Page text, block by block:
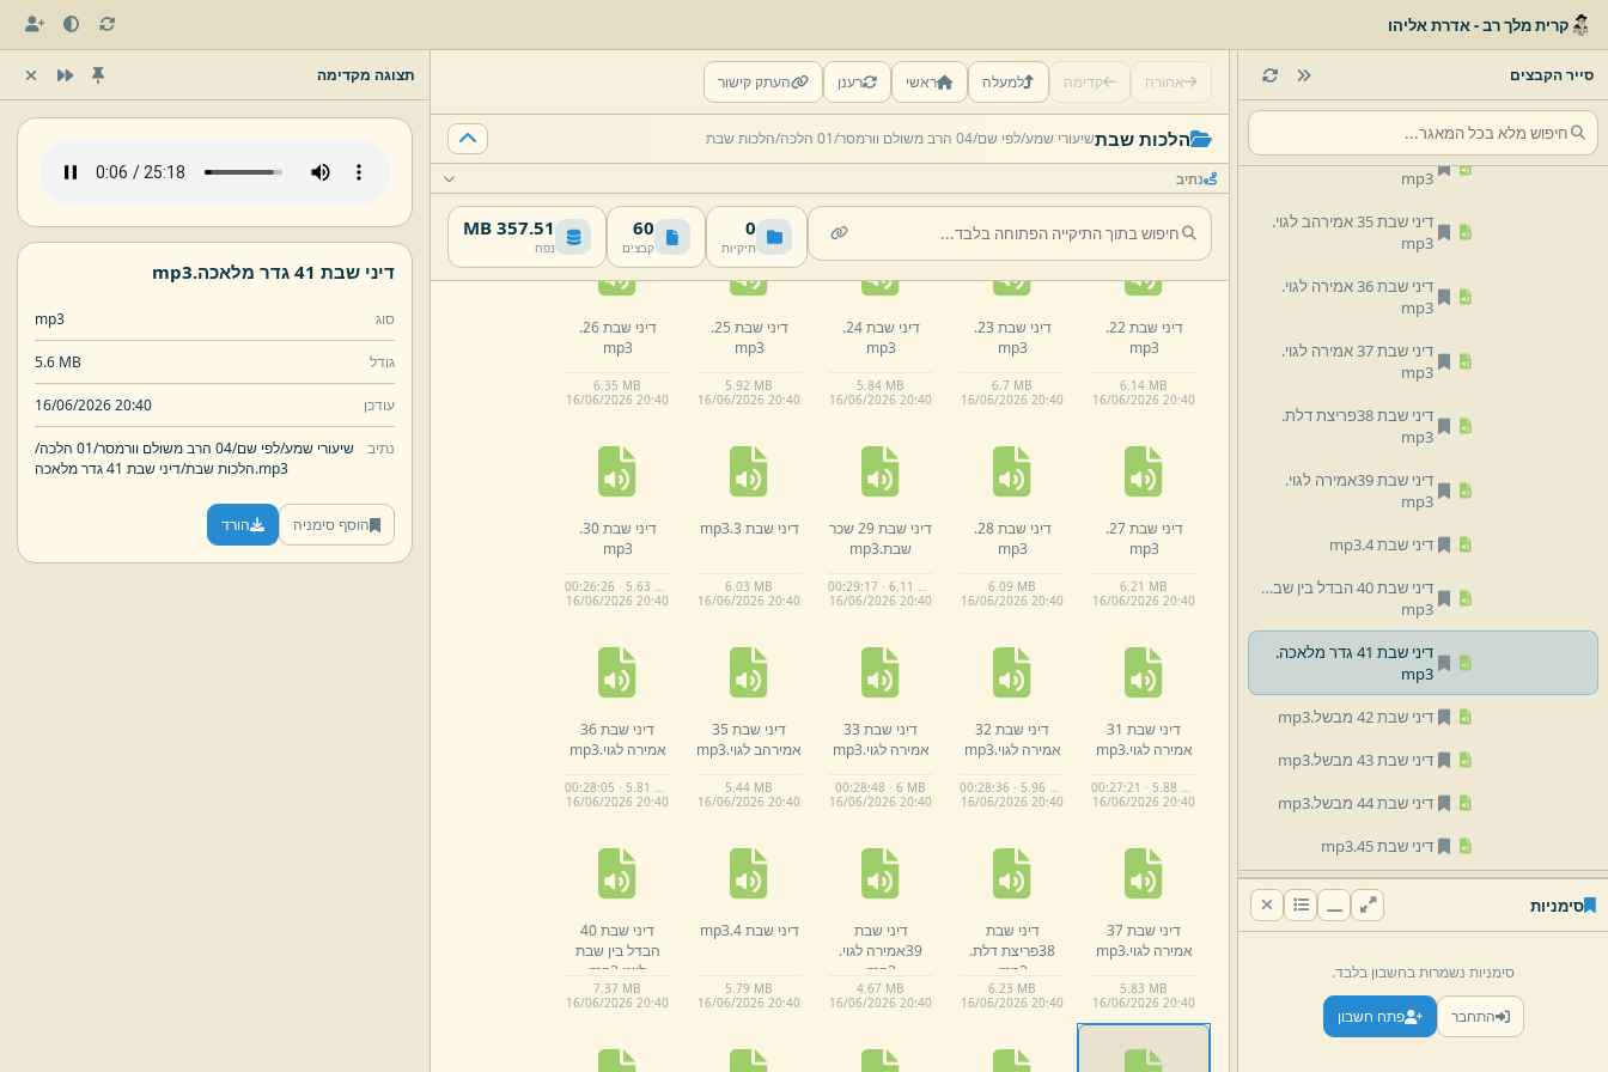
קרית מלך רב - אדרת אליהו
סייר הקבצים
דיני שבת 31 אמירה לגוי.
mp3
mp3
דיני שבת 33 אמירה לגוי.
mp3
דיני שבת 35 אמירהב לגוי.
mp3
דיני שבת 36 אמירה לגוי.
mp3
דיני שבת 37 אמירה לגוי.
mp3
דיני שבת 38פריצת דלת.
mp3
דיני שבת 39אמירה לגוי.
mp3
דיני שבת 4.
mp3
דיני שבת 40 הבדל בין שבת ליוט.
mp3
דיני שבת 41 גדר מלאכה.
mp3
דיני שבת 42 מבשל.
mp3
דיני שבת 43 מבשל.
mp3
דיני שבת 44 מבשל.
mp3
דיני שבת 45.
mp3
דיני שבת 46 סיכום מבשל.
mp3
דיני שבת 48 מבשל.
סימניות
סימניות נשמרות בחשבון בלבד.
התחבר פתח חשבון
אחורה קדימה למעלה ראשי רענן העתק קישור
הלכות שבתשיעורי שמע/לפי שם/04 הרב משולם וורמסר/ 01 הלכה/ הלכות שבת
נתיב
0
תיקיות
60
קבצים
357.51 MB
נפח
mp3
16/06/2026 20:40
mp3
16/06/2026 20:40
16/06/2026 20:40
mp3
16/06/2026 20:40
16/06/2026 20:40
דיני שבת 22.
mp3
6.14 MB
16/06/2026 20:40
דיני שבת 23.
mp3
6.7 MB
16/06/2026 20:40
דיני שבת 24.
mp3
5.84 MB
16/06/2026 20:40
דיני שבת 25.
mp3
5.92 MB
16/06/2026 20:40
דיני שבת 26.
mp3
6.35 MB
16/06/2026 20:40
דיני שבת 27.
mp3
6.21 MB
16/06/2026 20:40
דיני שבת 28.
mp3
6.09 MB
16/06/2026 20:40
דיני שבת 29 שכר
שבת.mp3
00:29:17 · 6.11 MB
16/06/2026 20:40
דיני שבת 3. mp3
6.03 MB
16/06/2026 20:40
דיני שבת 30.
mp3
00:26:26 · 5.63 MB
16/06/2026 20:40
דיני שבת 31
אמירה לגוי.mp3
00:27:21 · 5.88 MB
16/06/2026 20:40
דיני שבת 32
אמירה לגוי.mp3
00:28:36 · 5.96 MB
16/06/2026 20:40
דיני שבת 33
אמירה לגוי.mp3
00:28:48 · 6 MB
16/06/2026 20:40
דיני שבת 35
אמירהב לגוי.mp3
5.44 MB
16/06/2026 20:40
דיני שבת 36
אמירה לגוי.mp3
00:28:05 · 5.81 MB
16/06/2026 20:40
דיני שבת 37
אמירה לגוי.mp3
5.83 MB
16/06/2026 20:40
דיני שבת
38פריצת דלת.
mp3
6.23 MB
16/06/2026 20:40
דיני שבת
39אמירה לגוי.
mp3
4.67 MB
16/06/2026 20:40
דיני שבת 4. mp3
5.79 MB
16/06/2026 20:40
דיני שבת 40
הבדל בין שבת
ליוט. mp3
7.37 MB
16/06/2026 20:40
תצוגה מקדימה
דיני שבת 41 גדר מלאכה. mp3
סוג mp3
גודל 5.6 MB
עודכן 16/06/2026 20:40
נתיב שיעורי שמע/לפי שם/04 הרב משולם וורמסר/
01 הלכה/
הלכות שבת/דיני שבת 41 גדר מלאכה.mp3
הוסף סימניה הורד